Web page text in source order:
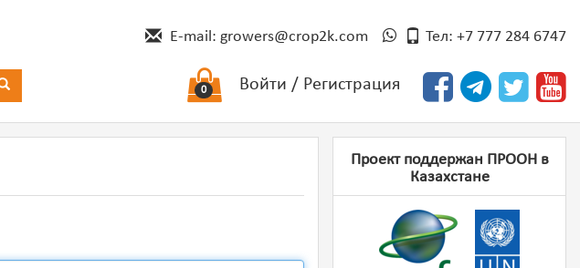
E-mail: growers@crop2k.com Тел: +7 777 284 6747
Войти / Регистрация
0
Проект поддержан ПРООН в
Казахстане